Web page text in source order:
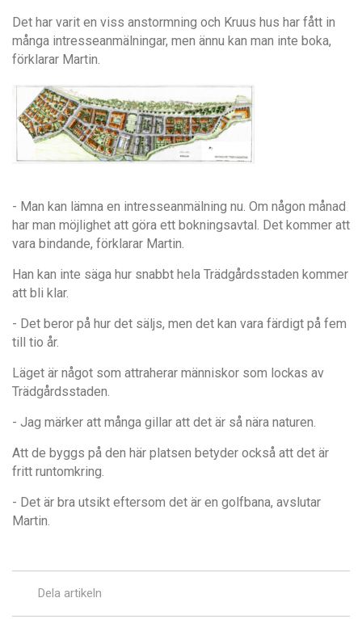
Det har varit en viss anstormning och Kruus hus har fått in
många intresseanmälningar, men ännu kan man inte boka,
förklarar Martin.
- Man kan lämna en intresseanmälning nu. Om någon månad
har man möjlighet att göra ett bokningsavtal. Det kommer att
vara bindande, förklarar Martin.
Han kan inte säga hur snabbt hela Trädgårdsstaden kommer
att bli klar.
- Det beror på hur det säljs, men det kan vara färdigt på fem
till tio år.
Läget är något som attraherar människor som lockas av
Trädgårdsstaden.
- Jag märker att många gillar att det är så nära naturen.
Att de byggs på den här platsen betyder också att det är
fritt runtomkring.
- Det är bra utsikt eftersom det är en golfbana, avslutar
Martin.
Dela artikeln